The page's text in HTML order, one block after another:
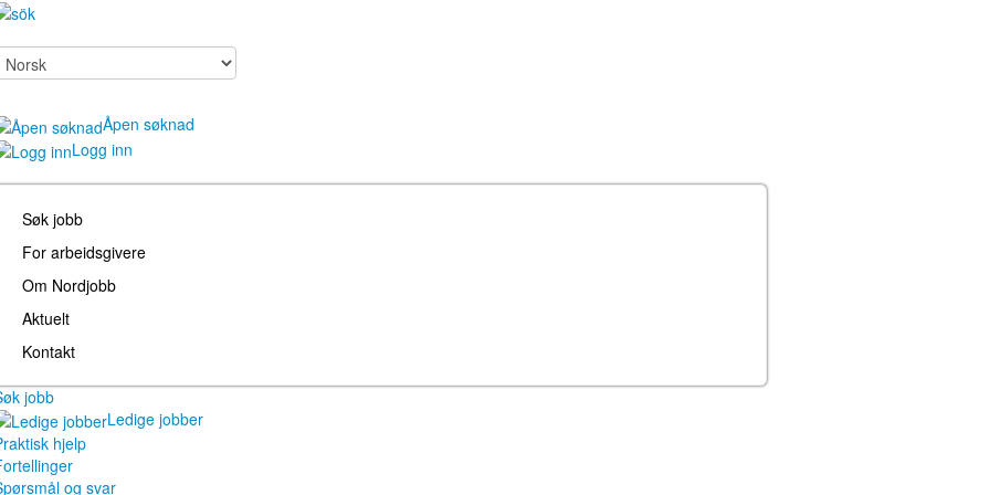
Åpen søknad
Logg inn
Søk jobb
For arbeidsgivere
Om Nordjobb
Aktuelt
Kontakt
jobb
Ledige jobber
hjelp
og svar